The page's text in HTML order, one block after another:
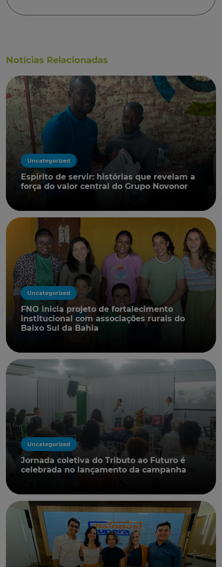
Notícias Relacionadas
Uncategorized
Espírito de servir: histórias que revelam a
força do valor central do Grupo Novonor
Uncategorized
FNO inicia projeto de fortalecimento
institucional com associações rurais do
Baixo Sul da Bahia
Uncategorized
Jornada coletiva do Tributo ao Futuro é
celebrada no lançamento da campanha